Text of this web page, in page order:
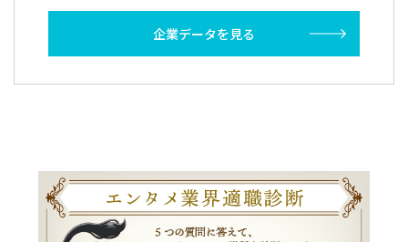
企業データを見る